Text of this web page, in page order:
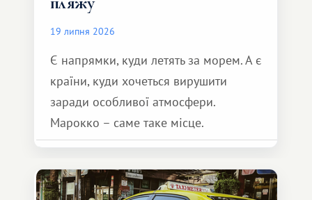
19 липня 2026
Є напрямки, куди летять за морем. А є
країни, куди хочеться вирушити
заради особливої ​​атмосфери.
Марокко – саме таке місце.